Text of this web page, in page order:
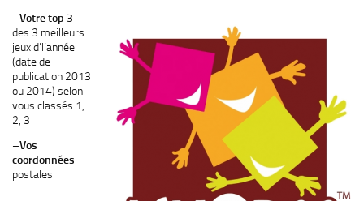
–Votre top 3
des 3 meilleurs
jeux d’l’année
(date de
publication 2013
ou 2014) selon
vous classés 1,
2, 3
–Vos
coordonnées
postales